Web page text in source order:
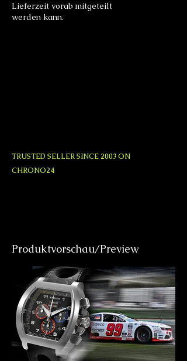
Lieferzeit vorab mitgeteilt
werden kann.
TRUSTED SELLER SINCE 2003 ON
CHRONO24
Produktvorschau/Preview